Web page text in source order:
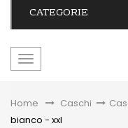
CATEGORIE
navigazione
Home &gt;Caschi >
bianco - xxl